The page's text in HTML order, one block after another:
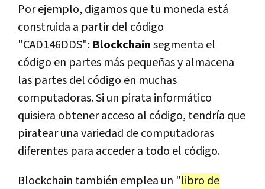
Por ejemplo, digamos que tu moneda está
construida a partir del código
"CAD146DDS": Blockchainsegmenta el
código en partes más pequeñas y almacena
las partes del código en muchas
computadoras. Si un pirata informático
quisiera obtener acceso al código, tendría que
piratear una variedad de computadoras
diferentes para acceder a todo el código.
Blockchain también emplea un "libro de